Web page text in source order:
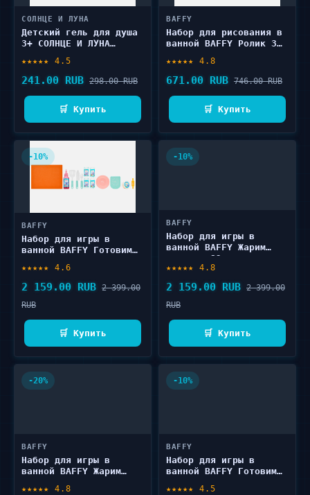
СОЛНЦЕ И ЛУНА
Детский гель для душа
3+ СОЛНЦЕ И ЛУНА
★★★★★ 4.5
241.00 RUB 298.00 RUB
🛒 Купить
BAFFY
Набор для рисования в
ванной BAFFY Ролик 3
★★★★★ 4.8
671.00 RUB 746.00 RUB
🛒 Купить
-10%
BAFFY
Набор для игры в
ванной BAFFY Готовим
★★★★★ 4.6
2 159.00 RUB 2 399.00
RUB
🛒 Купить
-10%
BAFFY
Набор для игры в
ванной BAFFY Жарим
пирожки 32 шт
★★★★★ 4.8
2 159.00 RUB 2 399.00
RUB
🛒 Купить
-20%
BAFFY
Набор для игры в
ванной BAFFY Жарим
★★★★★ 4.8
-10%
BAFFY
Набор для игры в
ванной BAFFY Готовим
★★★★★ 4.5